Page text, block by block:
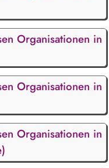
Organisationen in
Organisationen in
Organisationen in